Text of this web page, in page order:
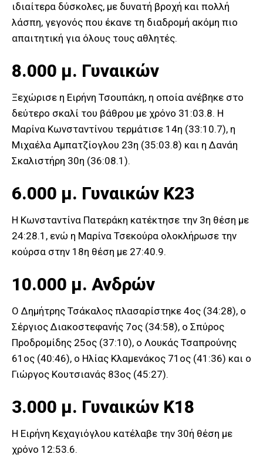
ιδιαίτερα δύσκολες, με δυνατή βροχή και πολλή
λάσπη, γεγονός που έκανε τη διαδρομή ακόμη πιο
απαιτητική για όλους τους αθλητές.
8.000 μ. Γυναικών
Ξεχώρισε η Ειρήνη Τσουπάκη, η οποία ανέβηκε στο
δεύτερο σκαλί του βάθρου με χρόνο 31:03.8. Η
Μαρίνα Κωνσταντίνου τερμάτισε 14η (33:10.7), η
Μιχαέλα Αμπατζίογλου 23η (35:03.8) και η Δανάη
Σκαλιστήρη 30η (36:08.1).
6.000 μ. Γυναικών Κ23
Η Κωνσταντίνα Πατεράκη κατέκτησε την 3η θέση με
24:28.1, ενώ η Μαρίνα Τσεκούρα ολοκλήρωσε την
κούρσα στην 18η θέση με 27:40.9.
10.000 μ. Ανδρών
Ο Δημήτρης Τσάκαλος πλασαρίστηκε 4ος (34:28), ο
Σέργιος Διακοστεφανής 7ος (34:58), ο Σπύρος
Προδρομίδης 25ος (37:10), ο Λουκάς Τσαπρούνης
61ος (40:46), ο Ηλίας Κλαμενάκος 71ος (41:36) και ο
Γιώργος Κουτσιανάς 83ος (45:27).
3.000 μ. Γυναικών Κ18
Η Ειρήνη Κεχαγιόγλου κατέλαβε την 30ή θέση με
χρόνο 12:53.6.